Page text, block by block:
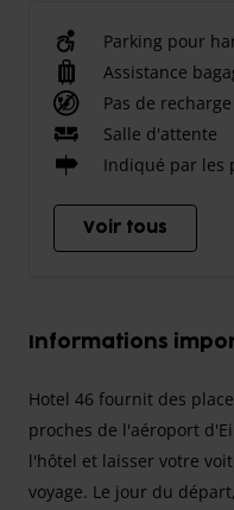
Parking pour
Assistance
Pas de recharge
Salle d'attente
Indiqué par les
Voir tous
Informations
Hotel 46 fournit des
proches de l'aéroport
l'hôtel et laisser votre
voyage. Le jour du